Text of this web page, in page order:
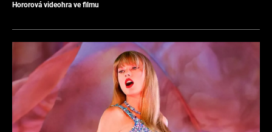
Hororová videohra ve filmu